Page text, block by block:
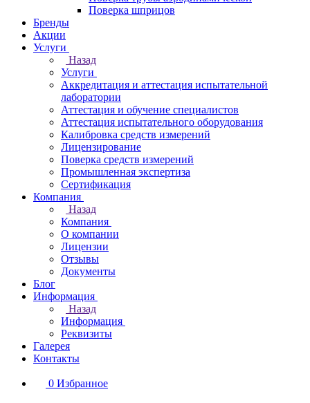
Поверка шприцов
Бренды
Акции
Услуги
Назад
Услуги
Аккредитация и аттестация испытательной
лаборатории
Аттестация и обучение специалистов
Аттестация испытательного оборудования
Калибровка средств измерений
Лицензирование
Поверка средств измерений
Промышленная экспертиза
Сертификация
Компания
Назад
Компания
О компании
Лицензии
Отзывы
Документы
Блог
Информация
Назад
Информация
Реквизиты
Галерея
Контакты
0 Избранное